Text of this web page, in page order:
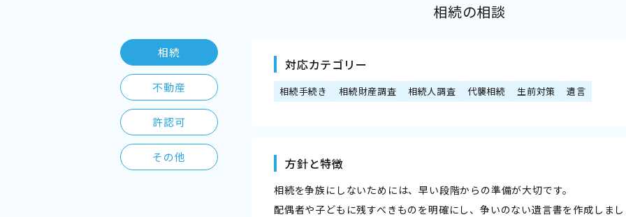
相続の相談
相続
不動産
許認可
その他
対応カテゴリー
相続手続き 相続財産調査 相続人調査 代襲相続 生前対策 遺言
方針と特徴
相続を争族にしないためには、早い段階からの準備が大切です。
配偶者や子どもに残すべきものを明確にし、争いのない遺言書を作成しま